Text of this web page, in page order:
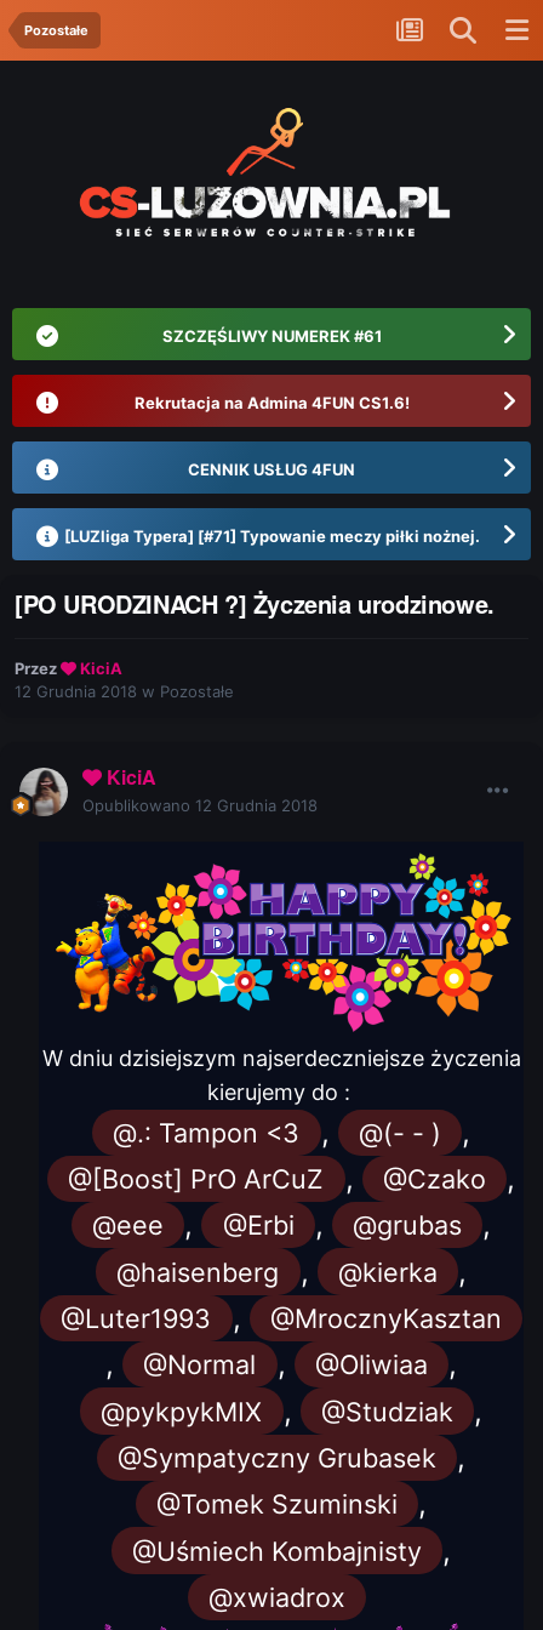
Pozostałe
SZCZĘŚLIWY NUMEREK #61
Rekrutacja na Admina 4FUN CS1.6!
CENNIK USŁUG 4FUN
[LUZliga Typera] [#71] Typowanie meczy piłki nożnej.
[PO URODZINACH ?] Życzenia urodzinowe.
Przez
KiciA
12 Grudnia 2018 w Pozostałe
KiciA
Opublikowano 12 Grudnia 2018
W dniu dzisiejszym najserdeczniejsze życzenia
kierujemy do :
@.: Tampon <3 , @(- - ) ,
@[Boost] PrO ArCuZ , @Czako ,
@eee , @Erbi , @grubas ,
@haisenberg , @kierka ,
@Luter1993 , @MrocznyKasztan
, @Normal , @Oliwiaa ,
@pykpykMIX , @Studziak ,
@Sympatyczny Grubasek ,
@Tomek Szuminski ,
@Uśmiech Kombajnisty ,
@xwiadrox